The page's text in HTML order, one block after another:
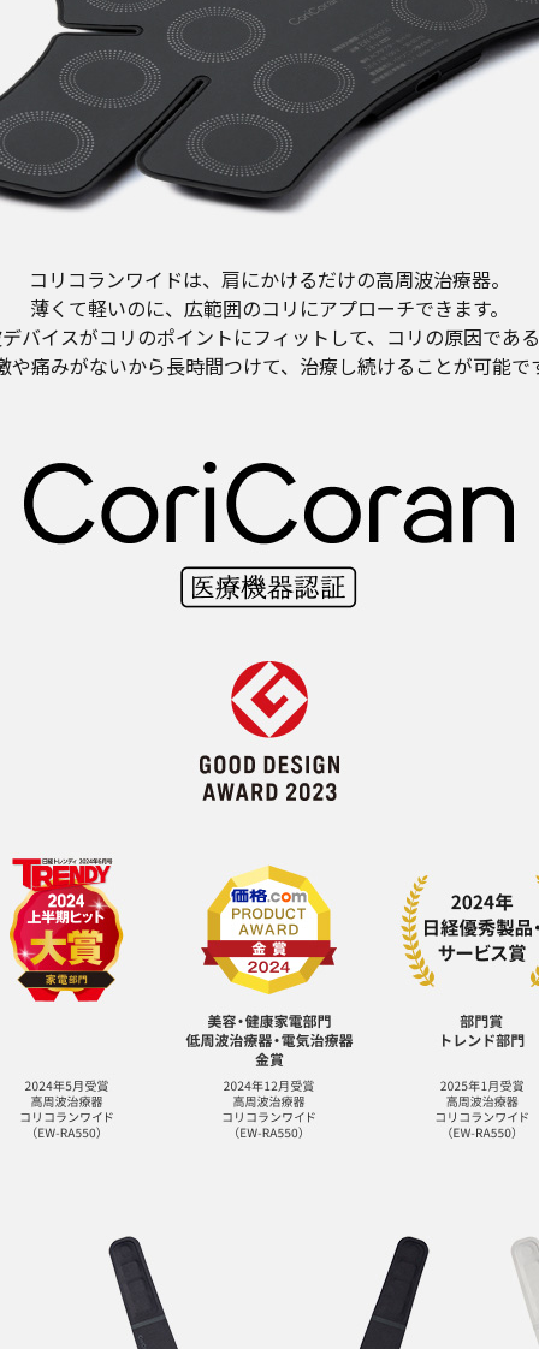
コリコランワイドは、肩にかけるだけの高周波治療器。
薄くて軽いのに、広範囲のコリにアプローチできます。
バイスがコリのポイントにフィットして、コリの原因である
や痛みがないから長時間つけて、治療し続けることが可能で